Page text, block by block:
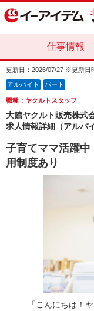
仕事情報
更新日：2026/07/27 ※更新日
アルバイト パート
職種：ヤクルトスタッフ
大館ヤクルト販売株式
求人情報詳細（アルバ
子育てママ活躍
用制度あり
「こんにちは！